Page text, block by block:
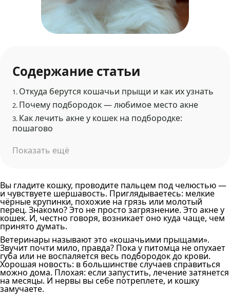
Содержание статьи
1. Откуда берутся кошачьи прыщи и как их узнать
2. Почему подбородок — любимое место акне
3. Как лечить акне у кошек на подбородке:
пошагово
Показать ещё
Вы гладите кошку, проводите пальцем под челюстью —
и чувствуете шершавость. Приглядываетесь: мелкие
чёрные крупинки, похожие на грязь или молотый
перец. Знакомо? Это не просто загрязнение. Это акне у
кошек. И, честно говоря, возникает оно куда чаще, чем
принято думать.
Ветеринары называют это «кошачьими прыщами».
Звучит почти мило, правда? Пока у питомца не опухает
губа или не воспаляется весь подбородок до крови.
Хорошая новость: в большинстве случаев справиться
можно дома. Плохая: если запустить, лечение затянется
на месяцы. И нервы вы себе потреплете, и кошку
замучаете.